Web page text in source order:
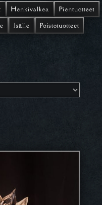
Henkivalkea
Pientuotteet
Isälle Poistotuotteet